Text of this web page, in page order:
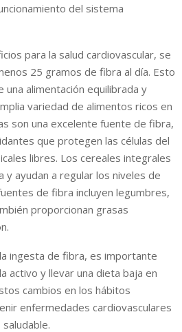
del sistema
para la salud cardiovascular, se
25 gramos de fibra al día. Esto
alimentación equilibrada y
variedad de alimentos ricos en
son una excelente fuente de fibra,
que protegen las células del
libres. Los cereales integrales
y ayudan a regular los niveles de
de fibra incluyen legumbres,
proporcionan grasas
ingesta de fibra, es importante
activo y llevar una dieta baja en
cambios en los hábitos
enfermedades cardiovasculares